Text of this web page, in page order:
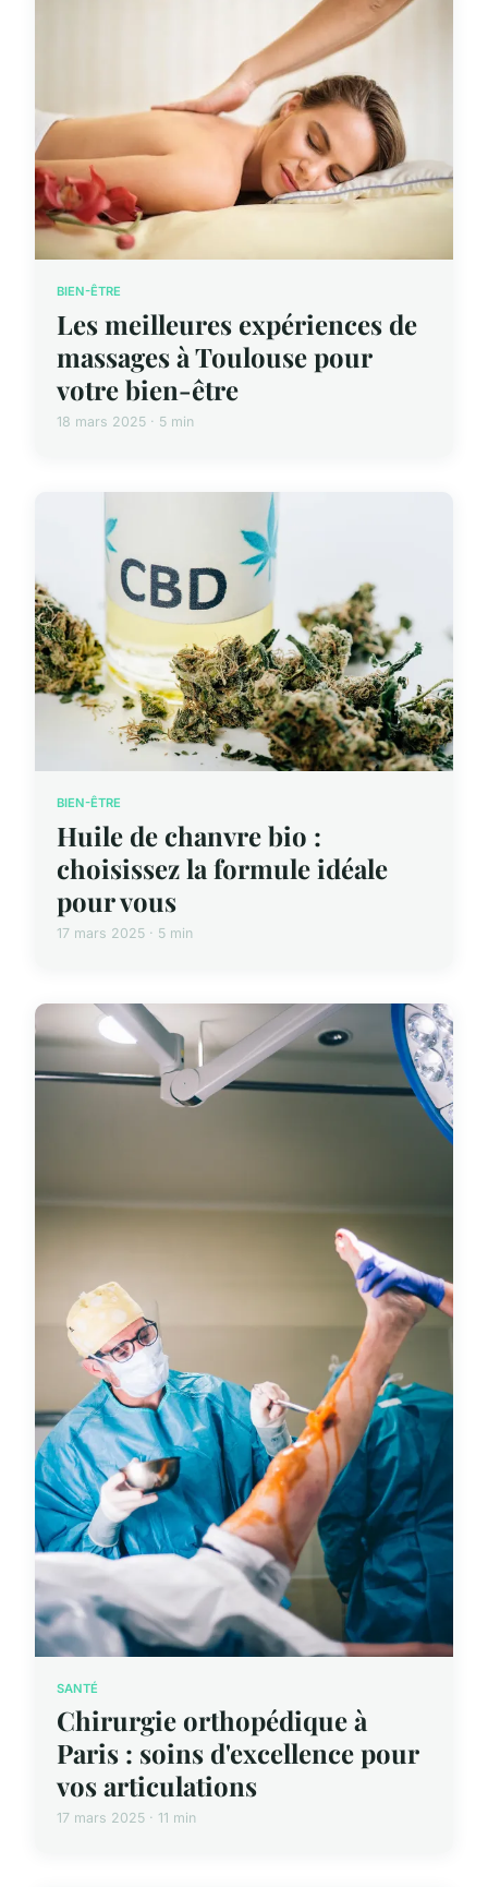
BIEN-ÊTRE
Les meilleures expériences de
massages à Toulouse pour
votre bien-être
18 mars 2025 · 5 min
BIEN-ÊTRE
Huile de chanvre bio :
choisissez la formule idéale
pour vous
17 mars 2025 · 5 min
SANTÉ
Chirurgie orthopédique à
Paris : soins d'excellence pour
vos articulations
17 mars 2025 · 11 min